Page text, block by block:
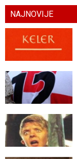
NAJNOVIJE